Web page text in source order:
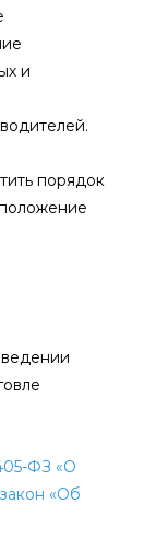
и
порядок
ФЗ «О
«Об